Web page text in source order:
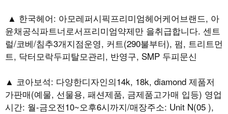
▲ 한국헤어: 아모레퍼시픽프리미엄헤어케어브랜드, 아
윤채공식파트너로서프리미엄약제만 을취급합니다. 센트
럴/코베/침추3개지점운영, 커트(290불부터), 펌, 트리트먼
트, 닥터모락두피탈모관리, 반영구, SMP 두피문신
▲ 코아보석: 다양한디자인의14k, 18k, diamond 제품저
가판매(예물, 선물용, 패션제품, 금제품고가매 입등) 영업
시간: 월-금오전10~오후6시까지/매장주소: Unit N(05 ),